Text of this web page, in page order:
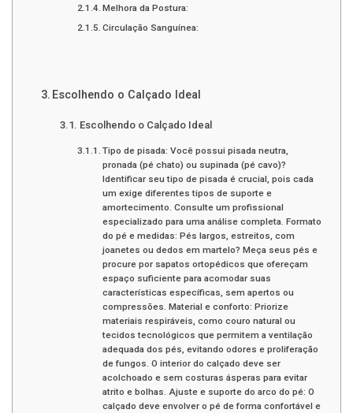
Melhora da Postura:
Circulação Sanguínea:
Escolhendo o Calçado Ideal
Escolhendo o Calçado Ideal
Tipo de pisada: Você possui pisada neutra,
pronada (pé chato) ou supinada (pé cavo)?
Identificar seu tipo de pisada é crucial, pois cada
um exige diferentes tipos de suporte e
amortecimento. Consulte um profissional
especializado para uma análise completa. Formato
do pé e medidas: Pés largos, estreitos, com
joanetes ou dedos em martelo? Meça seus pés e
procure por sapatos ortopédicos que ofereçam
espaço suficiente para acomodar suas
características específicas, sem apertos ou
compressões. Material e conforto: Priorize
materiais respiráveis, como couro natural ou
tecidos tecnológicos que permitem a ventilação
adequada dos pés, evitando odores e proliferação
de fungos. O interior do calçado deve ser
acolchoado e sem costuras ásperas para evitar
atrito e bolhas. Ajuste e suporte do arco do pé: O
calçado deve envolver o pé de forma confortável e